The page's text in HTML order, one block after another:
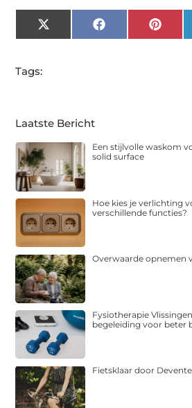
X
(Twitter)
Facebook
Tags:
Laatste Bericht
Een stijlvolle waskom
solid surface
Hoe kies je verlichting
verschillende functies?
Overwaarde opnemen
Fysiotherapie
begeleiding voor beter
Fietsklaar door